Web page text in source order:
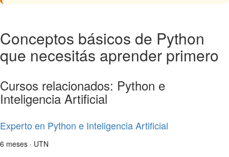
Conceptos básicos de Python
que necesitás aprender primero
Cursos relacionados: Python e
Inteligencia Artificial
Experto en Python e Inteligencia Artificial
6 meses · UTN